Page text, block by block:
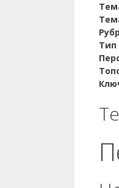
Тип